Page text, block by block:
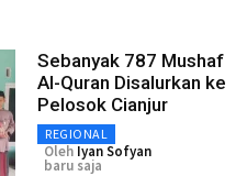
Sebanyak 787 Mushaf
Al-Quran Disalurkan ke
Pelosok Cianjur
REGIONAL
Oleh Iyan Sofyan
baru saja